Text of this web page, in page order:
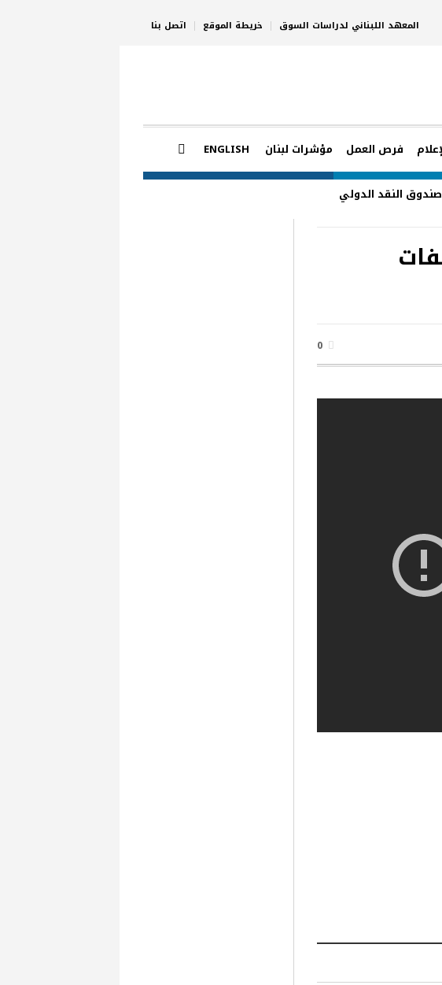
المعهد اللبناني لدراسات السوق خريطة الموقع اتصل بنا
فرص العمل مؤشرات لبنان ENGLISH
صندوق النقد الدولي
0